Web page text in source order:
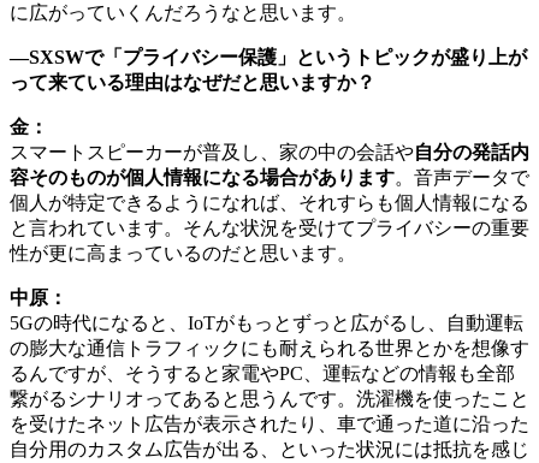
に広がっていくんだろうなと思います。
―SXSWで「プライバシー保護」というトピックが盛り上が
って来ている理由はなぜだと思いますか？
金：
スマートスピーカーが普及し、家の中の会話や自分の発話内
容そのものが個人情報になる場合があります。音声データで
個人が特定できるようになれば、それすらも個人情報になる
と言われています。そんな状況を受けてプライバシーの重要
性が更に高まっているのだと思います。
中原：
5Gの時代になると、IoTがもっとずっと広がるし、自動運転
の膨大な通信トラフィックにも耐えられる世界とかを想像す
るんですが、そうすると家電やPC、運転などの情報も全部
繋がるシナリオってあると思うんです。洗濯機を使ったこと
を受けたネット広告が表示されたり、車で通った道に沿った
自分用のカスタム広告が出る、といった状況には抵抗を感じ